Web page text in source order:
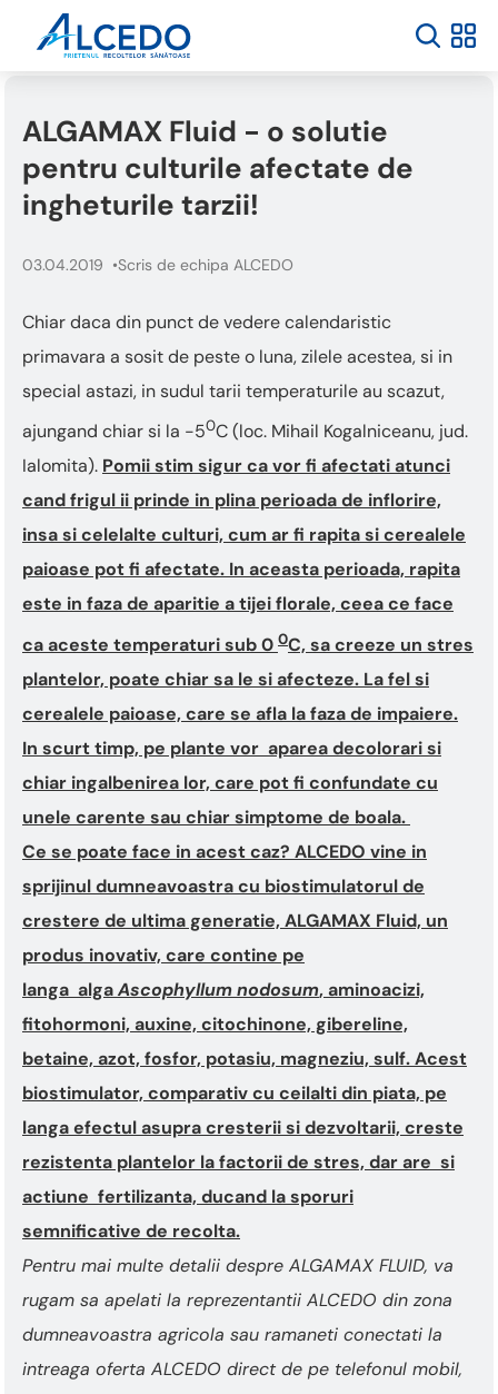
ALGAMAX Fluid - o solutie
pentru culturile afectate de
ingheturile tarzii!
03.04.2019 Scris de echipa ALCEDO
Chiar daca din punct de vedere calendaristic
primavara a sosit de peste o luna, zilele acestea, si in
special astazi, in sudul tarii temperaturile au scazut,
ajungand chiar si la -50C (loc. Mihail Kogalniceanu, jud.
Ialomita). Pomii stim sigur ca vor fi afectati atunci
cand frigul ii prinde in plina perioada de inflorire,
insa si celelalte culturi, cum ar fi rapita si cerealele
paioase pot fi afectate. In aceasta perioada, rapita
este in faza de aparitie a tijei florale, ceea ce face
ca aceste temperaturi sub 0 0C, sa creeze un stres
plantelor, poate chiar sa le si afecteze. La fel si
cerealele paioase, care se afla la faza de impaiere.
In scurt timp, pe plante vor aparea decolorari si
chiar ingalbenirea lor, care pot fi confundate cu
unele carente sau chiar simptome de boala.
Ce se poate face in acest caz? ALCEDO vine in
sprijinul dumneavoastra cu biostimulatorul de
crestere de ultima generatie, ALGAMAX Fluid, un
produs inovativ, care contine pe
langa algaAscophyllum nodosum, aminoacizi,
fitohormoni, auxine, citochinone, gibereline,
betaine, azot, fosfor, potasiu, magneziu, sulf. Acest
biostimulator, comparativ cu ceilalti din piata, pe
langa efectul asupra cresterii si dezvoltarii, creste
rezistenta plantelor la factorii de stres, dar are si
actiune fertilizanta, ducand la sporuri
semnificative de recolta.
Pentru mai multe detalii despre ALGAMAX FLUID, va
rugam sa apelati la reprezentantii ALCEDO din zona
dumneavoastra agricola sau ramaneti conectati la
intreaga oferta ALCEDO direct de pe telefonul mobil,